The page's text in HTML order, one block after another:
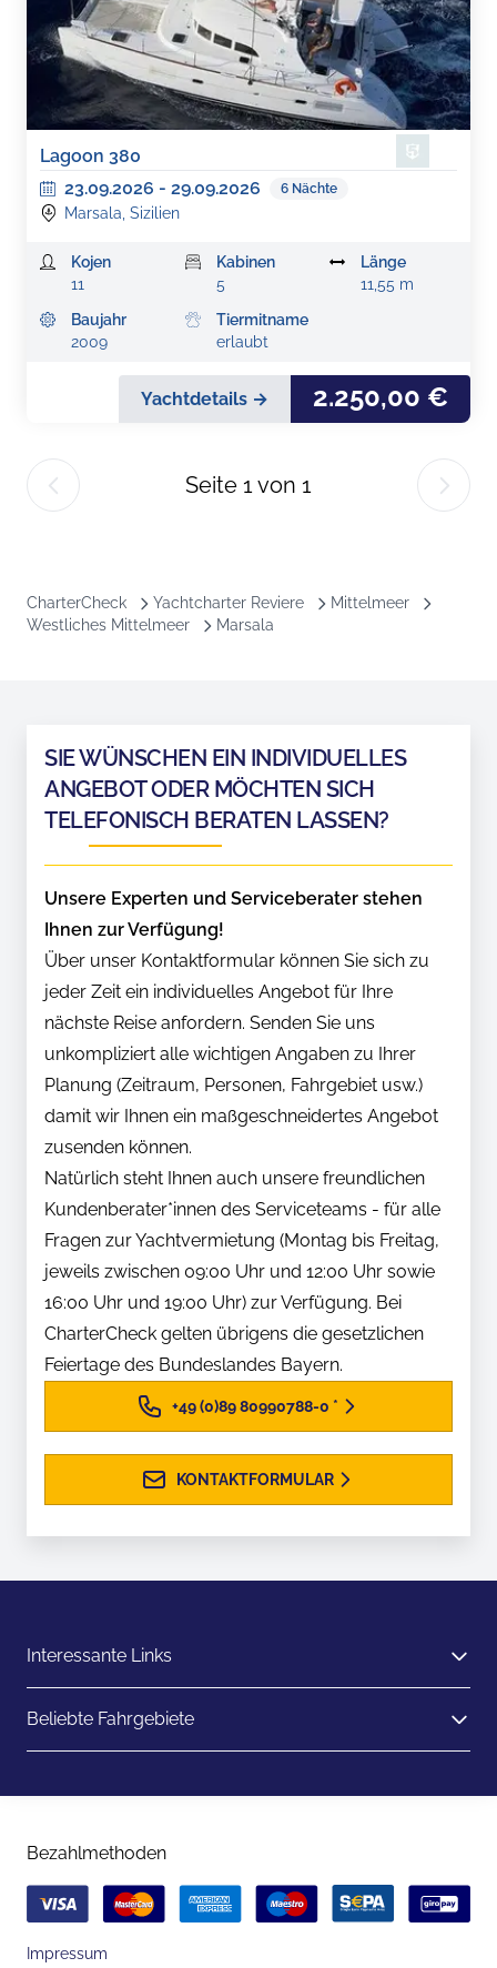
Lagoon 380
23.09.2026 - 29.09.2026 6 Nächte
Marsala, Sizilien
Kojen
11
Kabinen
5
Länge
11,55 m
Baujahr
2009
Tiermitname
erlaubt
Yachtdetails → 2.250,00 €
Seite 1von 1
CharterCheck Yachtcharter Reviere
Mittelmeer
Westliches Mittelmeer
Marsala
SIE WÜNSCHEN EIN INDIVIDUELLES
ANGEBOT ODER MÖCHTEN SICH
TELEFONISCH BERATEN LASSEN?
Unsere Experten und Serviceberater stehen
Ihnen zur Verfügung!
Über unser Kontaktformular können Sie sich zu
jeder Zeit ein individuelles Angebot für Ihre
nächste Reise anfordern. Senden Sie uns
unkompliziert alle wichtigen Angaben zu Ihrer
Planung (Zeitraum, Personen, Fahrgebiet usw.)
damit wir Ihnen ein maßgeschneidertes Angebot
zusenden können.
Natürlich steht Ihnen auch unsere freundlichen
Kundenberater*innen des Serviceteams - für alle
Fragen zur Yachtvermietung (Montag bis Freitag,
jeweils zwischen 09:00 Uhr und 12:00 Uhr sowie
16:00 Uhr und 19:00 Uhr) zur Verfügung. Bei
CharterCheck gelten übrigens die gesetzlichen
Feiertage des Bundeslandes Bayern.
+49 (0)89 80990788-0 *
KONTAKTFORMULAR
Interessante Links
Beliebte Fahrgebiete
Bezahlmethoden
Impressum